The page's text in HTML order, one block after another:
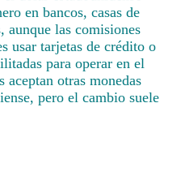
en bancos, casas de
aunque las comisiones
usar tarjetas de crédito o
para operar en el
otras monedas
pero el cambio suele